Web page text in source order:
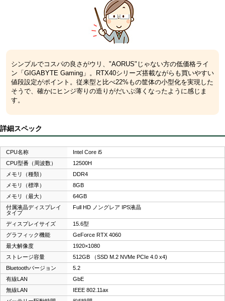
シンプルでコスパの良さがウリ、"AORUS"じゃない方の低価格ライ
ン「GIGABYTE Gaming」。RTX40シリーズ搭載ながらも買いやすい
値段設定がポイント。従来型と比べ22%もの筐体の小型化を実現した
そうで、確かにヒンジ寄りの造りがだいぶ薄くなったように感じま
す。
詳細スペック
CPU名称
Intel Core i5
CPU型番（周波数）
12500H
メモリ（種類）
DDR4
メモリ（標準）
8GB
メモリ（最大）
64GB
付属液晶ディスプレイ
タイプ
Full HD ノングレア IPS液晶
ディスプレイサイズ
15.6型
グラフィック機能
GeForce RTX 4060
最大解像度
1920×1080
ストレージ容量
512GB （SSD M.2 NVMe PCIe 4.0 x4)
Bluetoothバージョン
5.2
有線LAN
GbE
無線LAN
IEEE 802.11ax